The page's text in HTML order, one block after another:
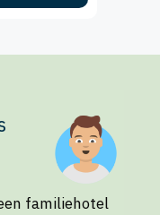
familiehotel